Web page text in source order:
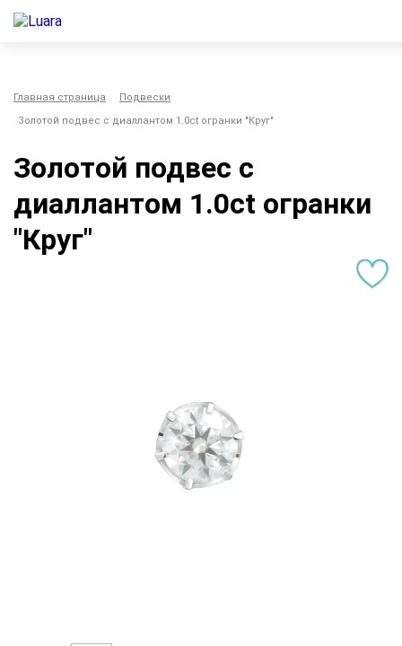
Главная страница
Подвески
Золотой подвес с диаллантом 1.0ct огранки "Круг"
Золотой подвес с
диаллантом 1.0ct огранки
"Круг"